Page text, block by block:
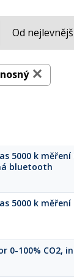
Od
5000 k měření
bluetooth
5000 k měření
0-100% CO2,